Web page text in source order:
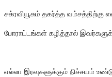
சக்ரவியூகம் தகர்த்த வம்சத்திற்கு
போராட்டங்கள் கழித்தால்
எல்லா இரவுகளுக்கும் நிச்சயம்